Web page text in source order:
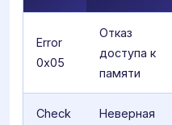
Error
0x05
Отказ
доступа к
памяти
Check
Неверная